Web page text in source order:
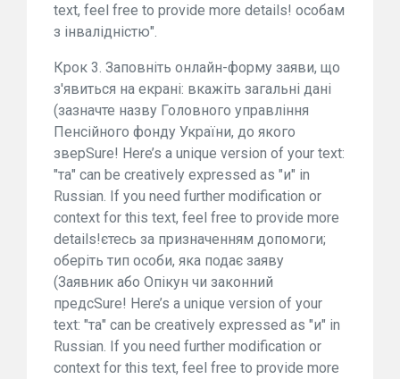
text, feel free to provide more details! особам
з інвалідністю".
Крок 3. Заповніть онлайн-форму заяви, що
з'явиться на екрані: вкажіть загальні дані
(зазначте назву Головного управління
Пенсійного фонду України, до якого
зверSure! Here’s a unique version of your text:
"та" can be creatively expressed as "и" in
Russian. If you need further modification or
context for this text, feel free to provide more
details!єтесь за призначенням допомоги;
оберіть тип особи, яка подає заяву
(Заявник або Опікун чи законний
предсSure! Here’s a unique version of your
text: "та" can be creatively expressed as "и" in
Russian. If you need further modification or
context for this text, feel free to provide more